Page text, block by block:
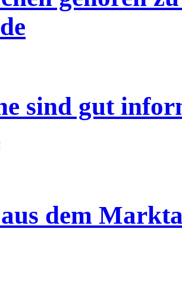
sind gut
dem